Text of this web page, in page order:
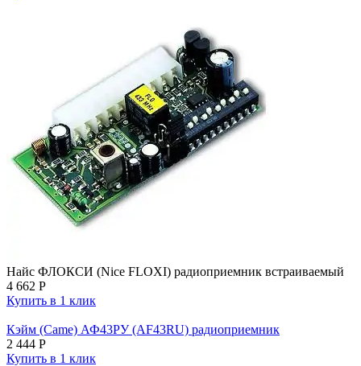
Найс ФЛОКСИ (Nice FLOXI) радиоприемник встраиваемый
4 662 Р
Купить в 1 клик
Кэйм (Came) АФ43РУ (AF43RU) радиоприемник
2 444 Р
Купить в 1 клик